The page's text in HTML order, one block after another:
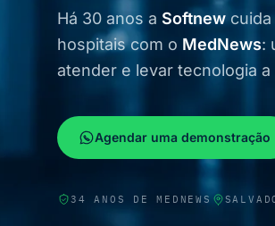
Há 30 anos a Softnew
hospitais com o MedNews:
atender e levar tecnologia
Agendar uma demonstração
34 ANOS DE MEDNEWS